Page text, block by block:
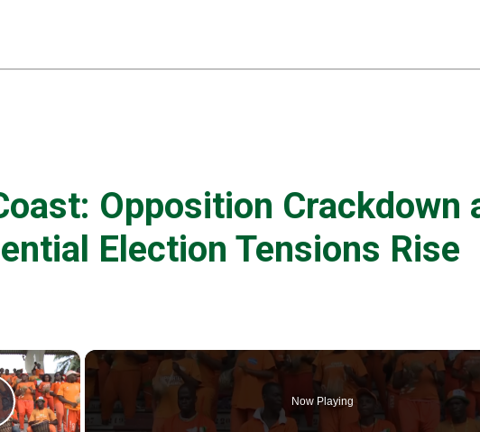
Opposition Crackdown
Election Tensions Rise
×
Now Playing